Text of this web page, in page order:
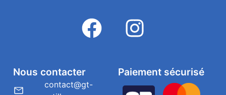
Paiement sécurisé
Nous contacter
contact@gt-